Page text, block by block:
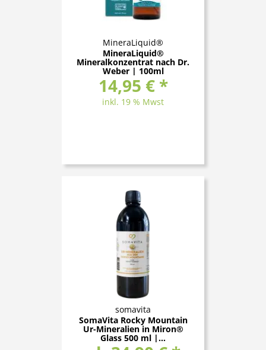
MineraLiquid®
MineraLiquid®
Mineralkonzentrat nach Dr.
Weber | 100ml
14,95 € *
inkl. 19 % Mwst
somavita
SomaVita Rocky Mountain
Ur-Mineralien in Miron®
Glass 500 ml |...